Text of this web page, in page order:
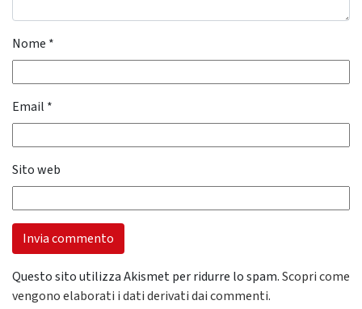
Nome *
Email *
Sito web
Questo sito utilizza Akismet per ridurre lo spam.Scopri come
vengono elaborati i dati derivati dai commenti.